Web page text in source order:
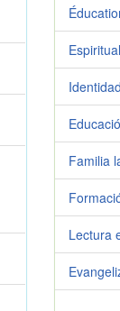
Familia
Lectura